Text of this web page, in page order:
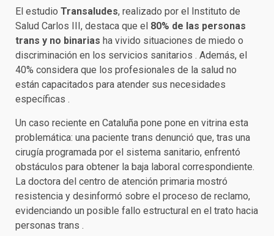
El estudio Transaludes, realizado por el Instituto de
Salud Carlos III, destaca que el 80% de las personas
trans y no binarias ha vivido situaciones de miedo o
discriminación en los servicios sanitarios . Además, el
40% considera que los profesionales de la salud no
están capacitados para atender sus necesidades
específicas .
Un caso reciente en Cataluña pone pone en vitrina esta
problemática: una paciente trans denunció que, tras una
cirugía programada por el sistema sanitario, enfrentó
obstáculos para obtener la baja laboral correspondiente.
La doctora del centro de atención primaria mostró
resistencia y desinformó sobre el proceso de reclamo,
evidenciando un posible fallo estructural en el trato hacia
personas trans .